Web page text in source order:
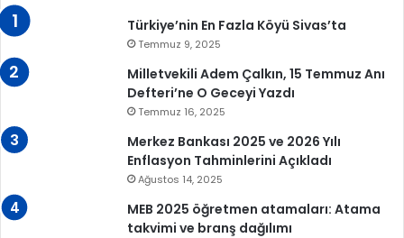
Türkiye’nin En Fazla Köyü Sivas’ta
Temmuz 9, 2025
Milletvekili Adem Çalkın, 15 Temmuz Anı
Defteri’ne O Geceyi Yazdı
Temmuz 16, 2025
Merkez Bankası 2025 ve 2026 Yılı
Enflasyon Tahminlerini Açıkladı
Ağustos 14, 2025
MEB 2025 öğretmen atamaları: Atama
takvimi ve branş dağılımı